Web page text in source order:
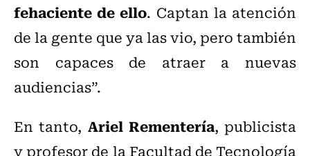
fehaciente de ello. Captan la atención
de la gente que ya las vio, pero también
son capaces de atraer a nuevas
audiencias”.
En tanto, Ariel Rementería, publicista
y profesor de la Facultad de Tecnología